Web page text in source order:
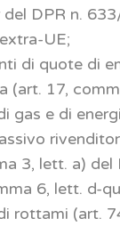
del DPR n.
UE;
di quote di
(art. 17,
gas e di
3, lett. a)
6, lett. d-
rottami (art.